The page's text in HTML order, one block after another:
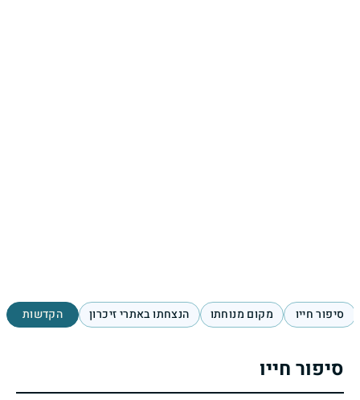
סיפור חייו מקום מנוחתו הנצחתו באתרי זיכרון הקדשות
סיפור חייו